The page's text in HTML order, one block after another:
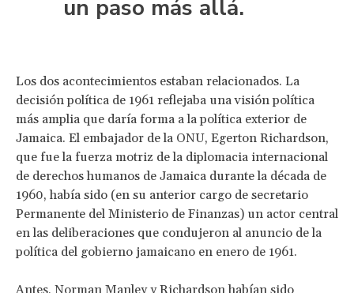
un paso más allá.
Los dos acontecimientos estaban relacionados. La
decisión política de 1961 reflejaba una visión política
más amplia que daría forma a la política exterior de
Jamaica. El embajador de la ONU, Egerton Richardson,
que fue la fuerza motriz de la diplomacia internacional
de derechos humanos de Jamaica durante la década de
1960, había sido (en su anterior cargo de secretario
Permanente del Ministerio de Finanzas) un actor central
en las deliberaciones que condujeron al anuncio de la
política del gobierno jamaicano en enero de 1961.